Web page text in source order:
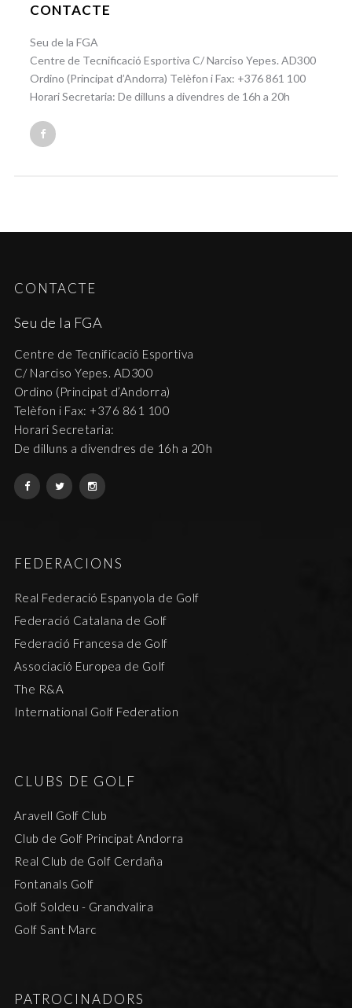
CONTACTE
Seu de la FGA
Centre de Tecnificació Esportiva C/ Narciso Yepes. AD300
Ordino (Principat d’Andorra) Telèfon i Fax: +376 861 100
Horari Secretaria: De dilluns a divendres de 16h a 20h
CONTACTE
Seu de la FGA
Centre de Tecnificació Esportiva
C/ Narciso Yepes. AD300
Ordino (Principat d’Andorra)
Telèfon i Fax: +376 861 100
Horari Secretaria:
De dilluns a divendres de 16h a 20h
FEDERACIONS
Real Federació Espanyola de Golf
Federació Catalana de Golf
Federació Francesa de Golf
Associació Europea de Golf
The R&A
International Golf Federation
CLUBS DE GOLF
Aravell Golf Club
Club de Golf Principat Andorra
Real Club de Golf Cerdaña
Fontanals Golf
Golf Soldeu - Grandvalira
Golf Sant Marc
PATROCINADORS